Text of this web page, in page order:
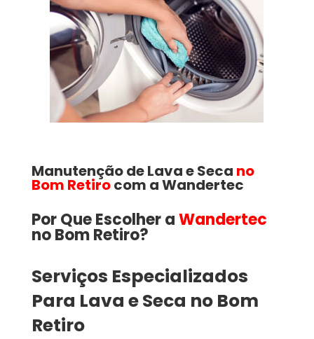
Manutenção de Lava e Seca no
Bom Retirocom a Wandertec
Por Que Escolher aWandertec
no Bom Retiro​​​?
Serviços Especializados
Para Lava e Seca no Bom
Retiro